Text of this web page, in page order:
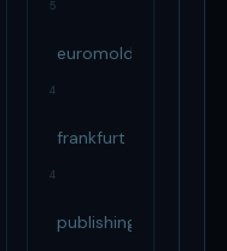
5
euromold
4
frankfurt
4
publishingspenalty